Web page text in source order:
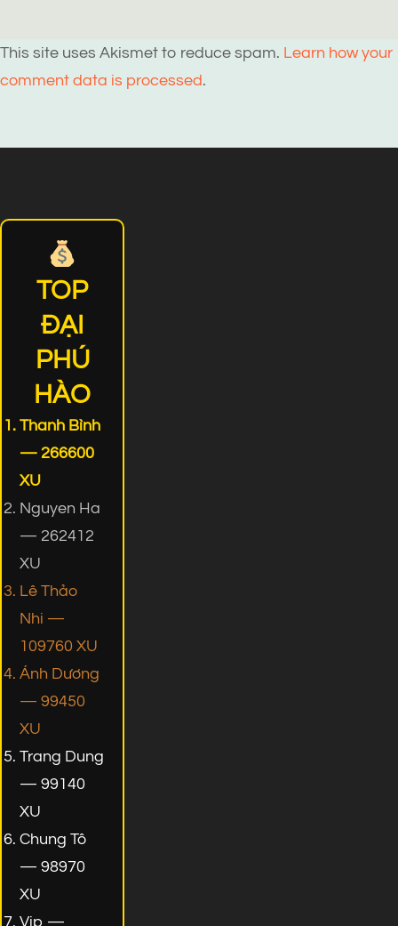
This site uses Akismet to reduce spam. Learn how your
comment data is processed.
TOP
ĐẠI
PHÚ
HÀO
Thanh Bình
— 266600
XU
Nguyen Ha
— 262412
XU
Lê Thảo
Nhi —
109760 XU
Ánh Dương
— 99450
XU
Trang Dung
— 99140
XU
Chung Tô
— 98970
XU
Vip —